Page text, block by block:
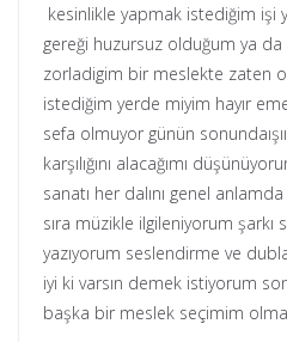
kesinlikle yapmak istediğim işi
gereği huzursuz olduğum ya
zorladigim bir meslekte zaten
istediğim yerde miyim hayır
sefa olmuyor günün
karşılığını alacağımı
sanatı her dalını genel
sıra müzikle ilgileniyorum şarkı
yazıyorum seslendirme ve
iyi ki varsın demek istiyorum
başka bir meslek seçimim